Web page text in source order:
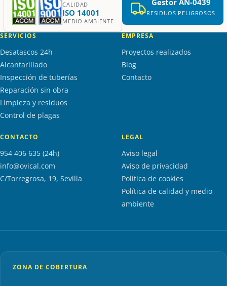
CALIDAD
ISO 14001
MEDIO AMBIENTE
Gestor AN-0439
RESIDUOS PELIGROSOS
SERVICIOS
Desatascos 24h
Alcantarillado
Inspección de tuberías
Reparación sin obra
Limpieza y residuos
Control de plagas
EMPRESA
Proyectos realizados
Blog
Contacto
CONTACTO
954 406 635 (24h)
info@ovical.com
C/Torregrosa, 19, Sevilla
LEGAL
Aviso legal
Aviso de privacidad
Política de cookies
Política de calidad y medio
ambiente
ZONA DE COBERTURA